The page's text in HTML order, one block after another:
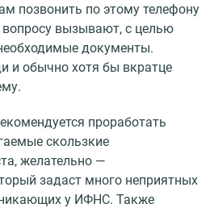
позвонить по этому телефону
вопросу вызывают, с целью
документы.
и обычно хотя бы вкратце
проработать
скользкие
желательно —
задаст много неприятных
у ИФНС. Также